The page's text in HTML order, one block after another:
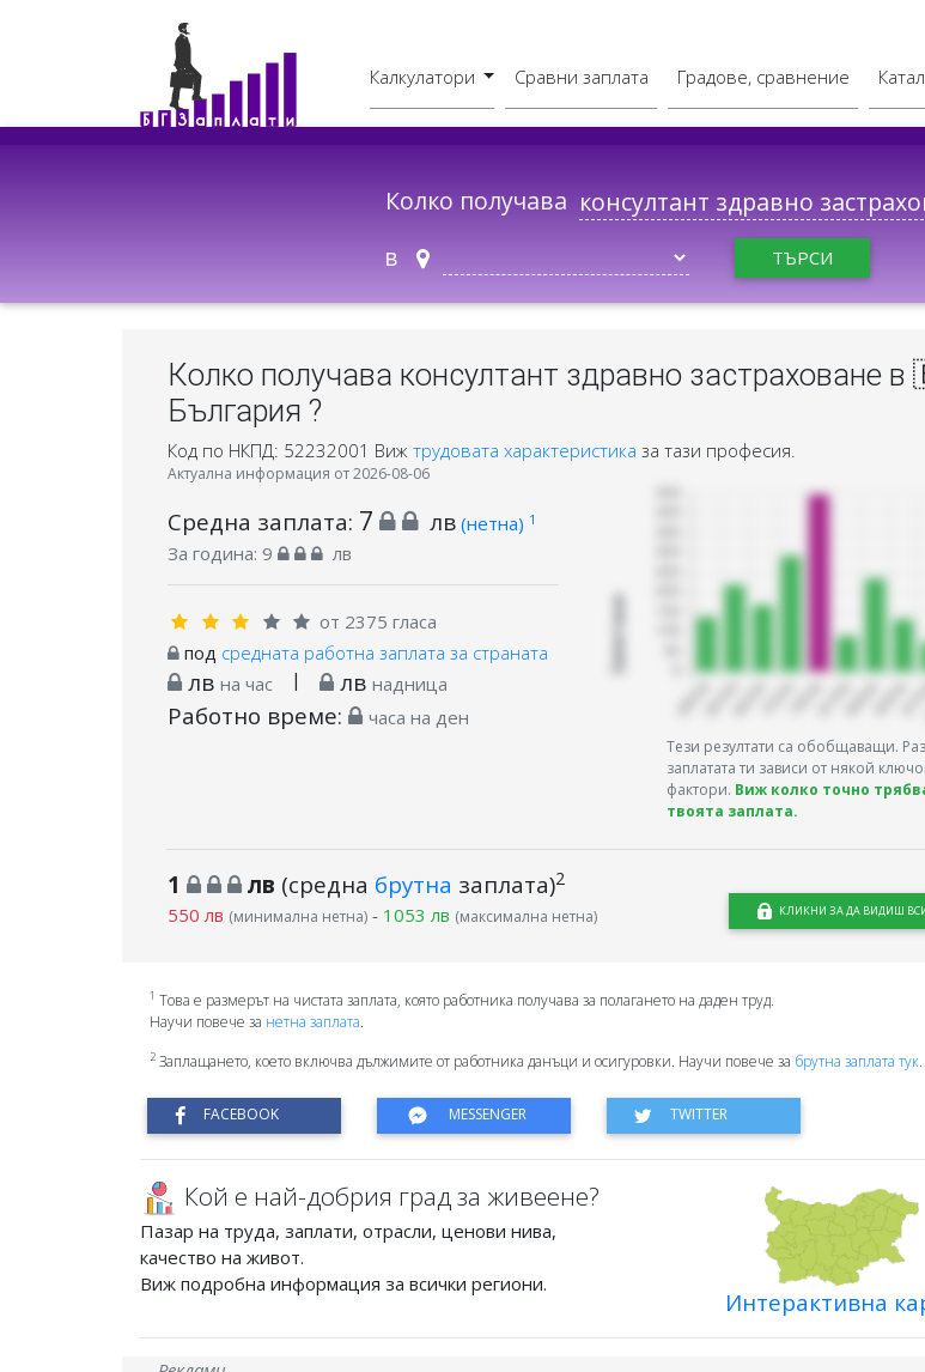
Калкулатори Сравни заплата Градове, сравнение
Колко получава
в ТЪРСИ
Колко получава консултант здравно застраховане
България ?
Код по НКПД: 52232001 Виж трудовата характеристика за тази професия.
Актуална информация от 2026-08-06
Средна заплата: 7 лв (нетна) 1
За година: 9 лв
от 2375 гласа
под средната работна заплата за страната
лв на час | лв надница
Работно време: часа на ден
Тези резултати са обобщаващи.
заплатата ти зависи от някой
фактори. Виж колко точно
твоята заплата.
1 лв (средна брутна заплата)2
550 лв (минимална нетна)- 1053 лв (максимална нетна) КЛИКНИ ЗА ДА ВИДИШ
1 Това е размерът на чистата заплата, която работника получава за полагането на даден труд.
Научи повече за нетна заплата.
2Заплащането, което включва дължимите от работника данъци и осигуровки. Научи повече за брутна заплата тук.
Кой е най-добрия град за живеене?
Пазар на труда, заплати, отрасли, ценови нива,
качество на живот.
Виж подробна информация за всички региони.
Интерактивна